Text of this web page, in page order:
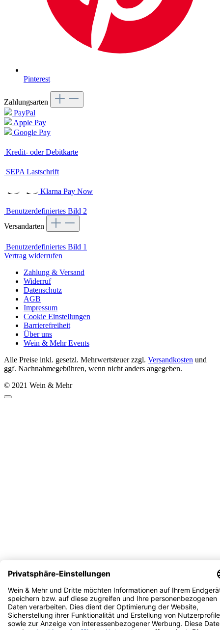
Pinterest
Zahlungsarten
PayPal
Apple Pay
Google Pay
Versandarten
Vertrag widerrufen
Zahlung & Versand
Widerruf
Datenschutz
AGB
Impressum
Cookie Einstellungen
Barrierefreiheit
Über uns
Wein & Mehr Events
ggf. Nachnahmegebühren, wenn nicht anders angegeben.
© 2021 Wein & Mehr